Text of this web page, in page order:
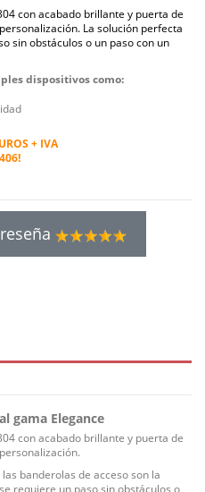
con acabado brillante y puerta de
La solución perfecta
sin obstáculos o un paso con un
dispositivos como:
+ IVA
gama Elegance
con acabado brillante y puerta de
las banderolas de acceso son la